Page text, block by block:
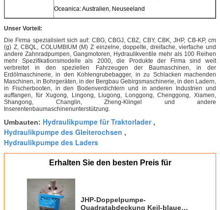
Oceanica: Australien, Neuseeland
Unser Vorteil:
Die Firma spezialisiert sich auf: CBG, CBGJ, CBZ, CBY, CBK, JHP, CB-KP, cm
(g) Z, CBQL, COLUMBIUM (M) Z einzelne, doppelte, dreifache, vierfache und
andere Zahnradpumpen, Gangmotoren, Hydraulikventile mehr als 100 Reihen
mehr Spezifikationsmodelle als 2000, die Produkte der Firma sind weit
verbreitet in den speziellen Fahrzeugen der Baumaschinen, in der
Erdölmaschinerie, in den Kohlengrubebagger, in zu Schlacken machenden
Maschinen, in Bohrgeräten, in der Bergbau Gebirgsmaschinerie, in den Ladern,
in Fischerbooten, in den Bodenverdichtern und in anderen Industrien und
auffangen, für Xugong, Lingong, Liugong, Longgong, Chenggong, Xiamen,
Shangong, Changlin, Zheng-Klingel und andere
Inserentenbaumaschinenunterstützung.
Umbauten: Hydraulikpumpe für Traktorlader,
Hydraulikpumpe des Gleiterochsen ,
Hydraulikpumpe des Laders
Erhalten Sie den besten Preis für
JHP-Doppelpumpe-
Quadratabdeckung Keil-blaue